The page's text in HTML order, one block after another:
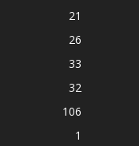
21
26
33
32
106
1